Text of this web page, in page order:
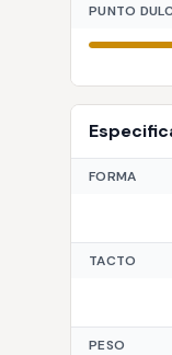
PUNTO
FORMA
TACTO
PESO